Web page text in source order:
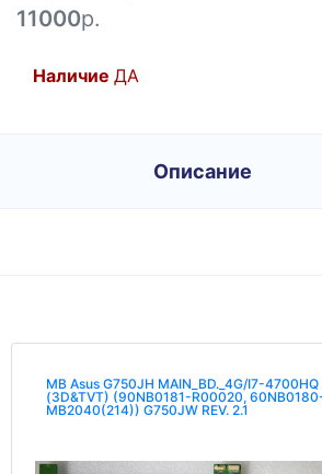
11000р.
Наличие ДА
Описание
MB Asus G750JH MAIN_BD._4G/I7-4700HQ
(3D&TVT) (90NB0181-R00020,
MB2040(214)) G750JW REV. 2.1